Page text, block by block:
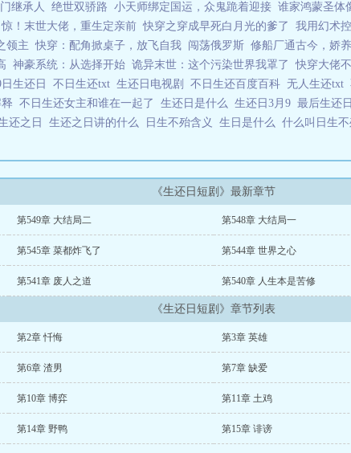
继承人 绝世双骄路 小天师绑定国运，众鬼跪着迎接 谁家鸿蒙圣体
惊！末世大佬，重生定亲前 快穿之穿成早死白月光的爹了 我用幻术
领主 快穿：配角掀桌子，放飞自我 闯荡俄罗斯 修船厂通古今，娇
神豪系统：从选择开始 诡异末世：这个污染世界我罩了 快穿大佬
日生还日 不日生还txt 生还日电视剧 不日生还百度百科 无人生还txt
释 不日生还女主和谁在一起了 生还日是什么 生还日3月9 最后生还
还之日 生还之日讲的什么 日生不殆含义 生日是什么 什么叫日生
《生还日短剧》最新章节
第549章 大结局二 第548章 大结局一
第545章 菜都炸飞了 第544章 世界之心
第541章 废人之道 第540章 人生本是苦修
《生还日短剧》章节列表
第2章 忏悔 第3章 英雄
第6章 渣男 第7章 缺爱
第10章 博弈 第11章 土鸡
第14章 野鸭 第15章 诽谤